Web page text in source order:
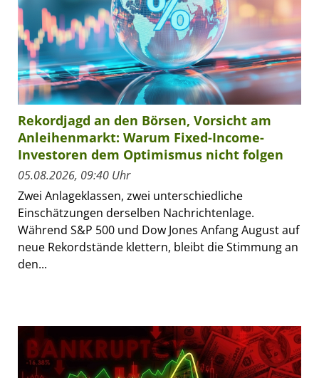
Rekordjagd an den Börsen, Vorsicht am
Anleihenmarkt: Warum Fixed-Income-
Investoren dem Optimismus nicht folgen
05.08.2026, 09:40 Uhr
Zwei Anlageklassen, zwei unterschiedliche
Einschätzungen derselben Nachrichtenlage.
Während S&P 500 und Dow Jones Anfang August auf
neue Rekordstände klettern, bleibt die Stimmung an
den...